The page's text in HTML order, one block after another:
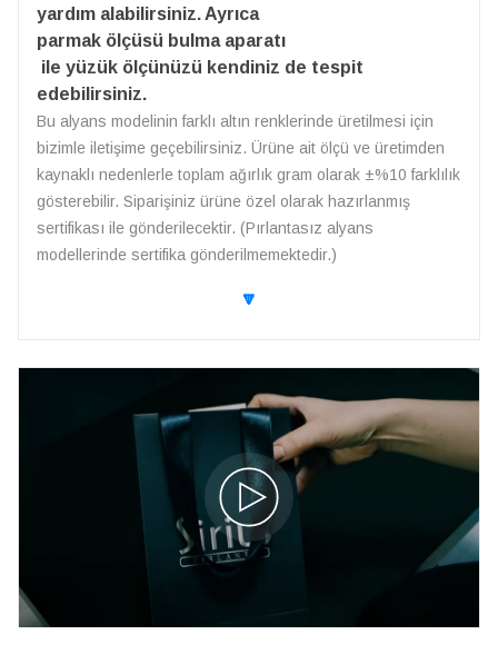
yardım alabilirsiniz. Ayrıca
parmak ölçüsü bulma aparatı
ile yüzük ölçünüzü kendiniz de tespit
edebilirsiniz.
Bu alyans modelinin farklı altın renklerinde üretilmesi için
bizimle iletişime geçebilirsiniz. Ürüne ait ölçü ve üretimden
kaynaklı nedenlerle toplam ağırlık gram olarak ±%10 farklılık
gösterebilir. Siparişiniz ürüne özel olarak hazırlanmış
sertifikası ile gönderilecektir. (Pırlantasız alyans
modellerinde sertifika gönderilmemektedir.)
🔽